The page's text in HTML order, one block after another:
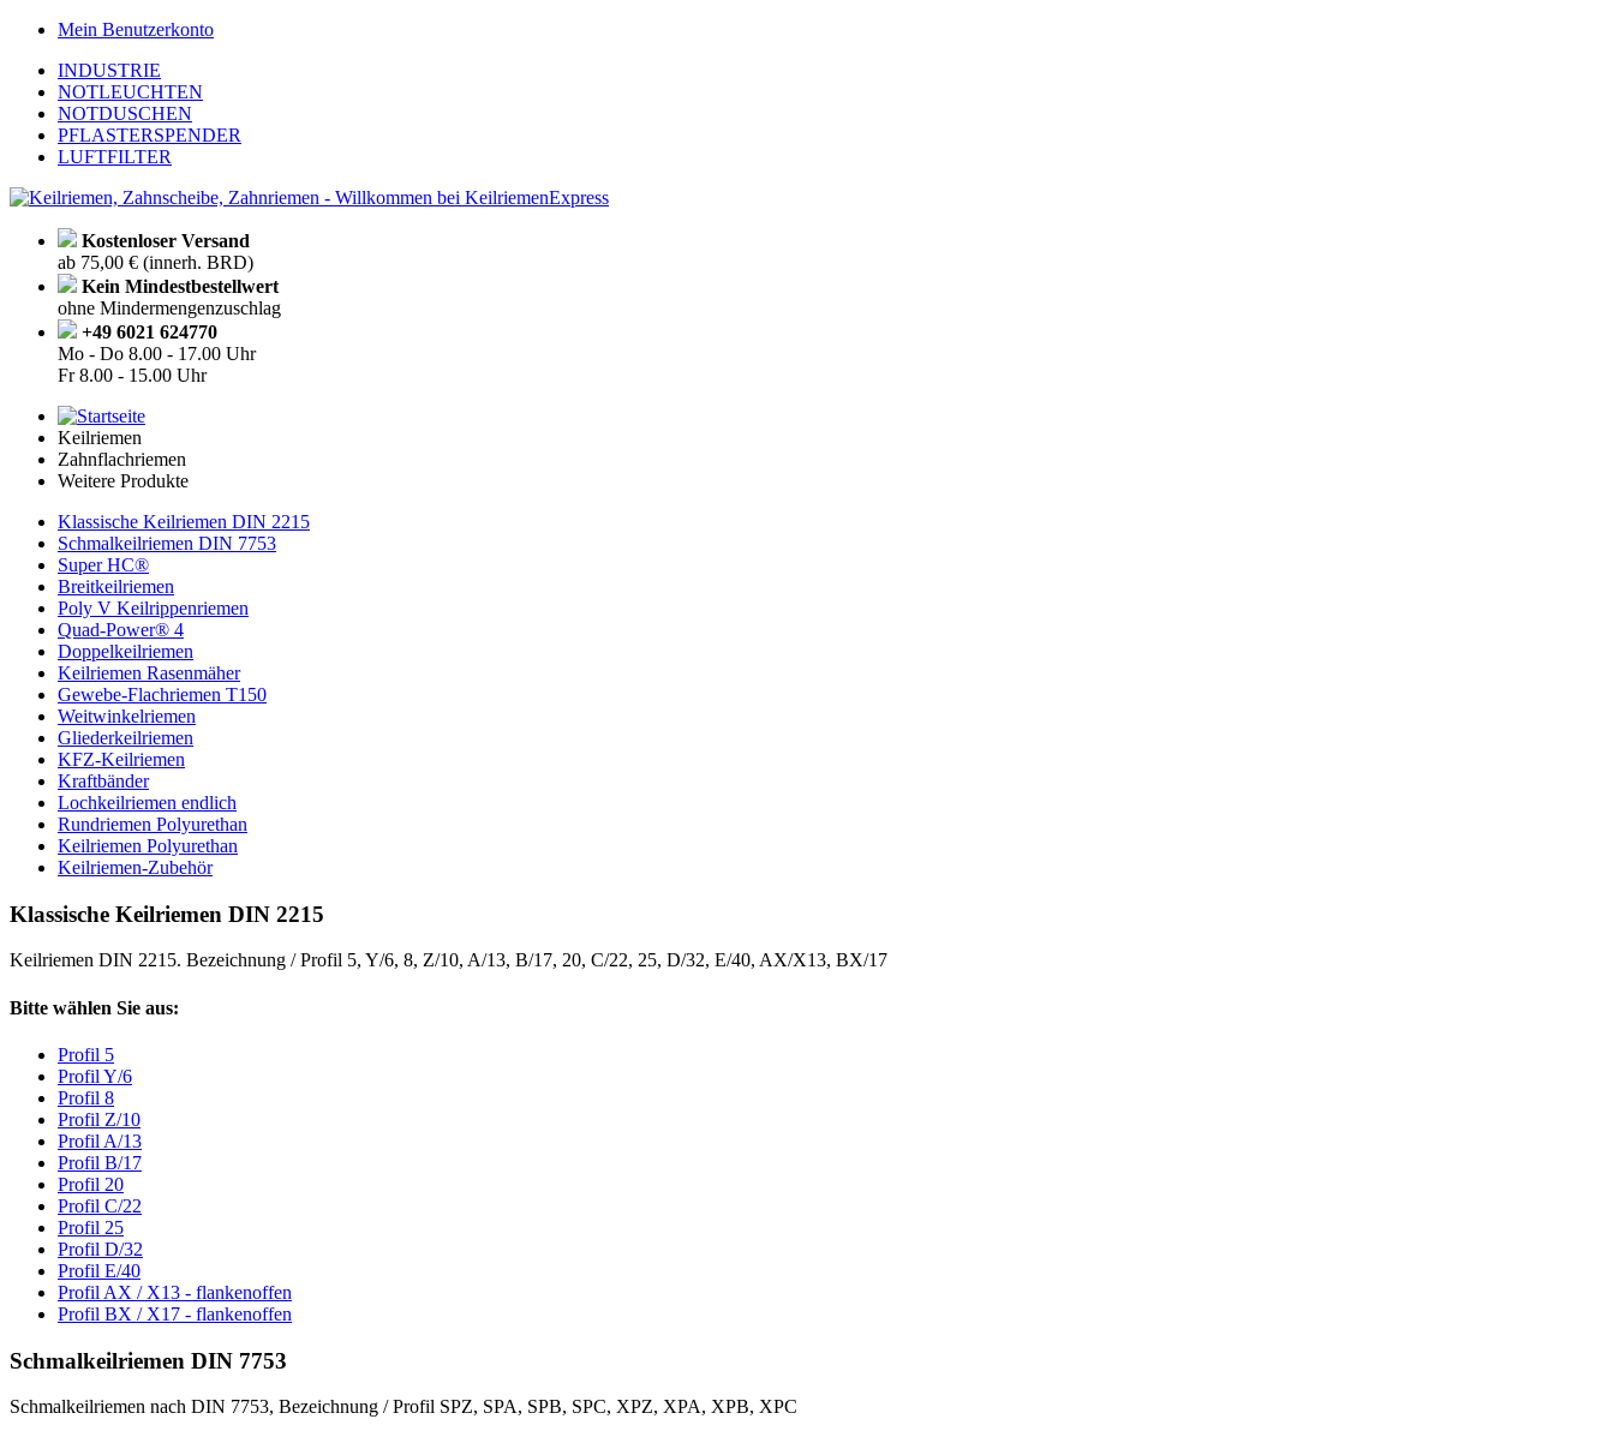
Mein Benutzerkonto
INDUSTRIE
NOTLEUCHTEN
NOTDUSCHEN
PFLASTERSPENDER
LUFTFILTER
Kostenloser Versand
ab 75,00 € (innerh. BRD)
Kein Mindestbestellwert
ohne Mindermengenzuschlag
+49 6021 624770
Mo - Do 8.00 - 17.00 Uhr
Fr8.00 - 15.00 Uhr
Keilriemen
Zahnflachriemen
Weitere Produkte
Klassische Keilriemen DIN 2215
Schmalkeilriemen DIN 7753
Super HC®
Breitkeilriemen
Poly V Keilrippenriemen
Quad-Power® 4
Doppelkeilriemen
Keilriemen Rasenmäher
Gewebe-Flachriemen T150
Weitwinkelriemen
Gliederkeilriemen
KFZ-Keilriemen
Kraftbänder
Lochkeilriemen endlich
Rundriemen Polyurethan
Keilriemen Polyurethan
Keilriemen-Zubehör
Klassische Keilriemen DIN 2215
Keilriemen DIN 2215. Bezeichnung / Profil 5, Y/6, 8, Z/10, A/13, B/17, 20, C/22, 25, D/32, E/40, AX/X13, BX/17
Bitte wählen Sie aus:
Profil 5
Profil Y/6
Profil 8
Profil Z/10
Profil A/13
Profil B/17
Profil 20
Profil C/22
Profil 25
Profil D/32
Profil E/40
Profil AX / X13 - flankenoffen
Profil BX / X17 - flankenoffen
Schmalkeilriemen DIN 7753
Schmalkeilriemen nach DIN 7753, Bezeichnung / Profil SPZ, SPA, SPB, SPC, XPZ, XPA, XPB, XPC